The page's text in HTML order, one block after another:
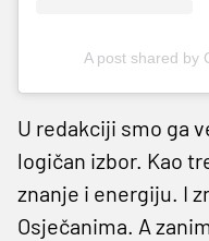
A post shared by
U redakciji smo ga
logičan izbor. Kao
znanje i energiju. I
Osječanima. A